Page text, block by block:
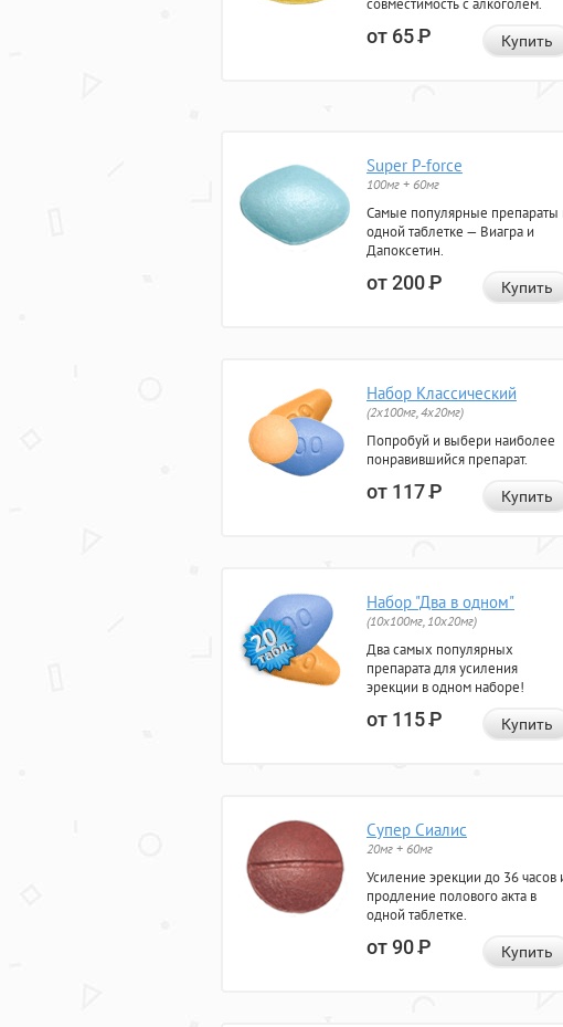
совместимость с алкоголем.
от 65Р Купить
Super P-force
100мг + 60мг
Самые популярные препараты
одной таблетке — Виагра и
Дапоксетин.
от 200Р Купить
Набор Классический
(2x100мг, 4x20мг)
Попробуй и выбери наиболее
понравившийся препарат.
от 117Р Купить
Набор "Два в одном"
(10x100мг, 10x20мг)
Два самых популярных
препарата для усиления
эрекции в одном наборе!
от 115Р Купить
Супер Сиалис
20мг + 60мг
Усиление эрекции до 36 часов
продление полового акта в
одной таблетке.
от 90Р Купить